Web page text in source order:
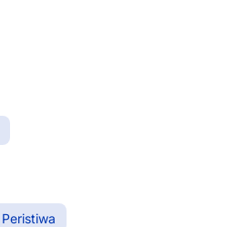
Peristiwa